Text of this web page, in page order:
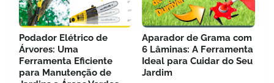
Podador Elétrico de
Árvores: Uma
Ferramenta Eficiente
para Manutenção de
Aparador de Grama com
6 Lâminas: A Ferramenta
Ideal para Cuidar do Seu
Jardim